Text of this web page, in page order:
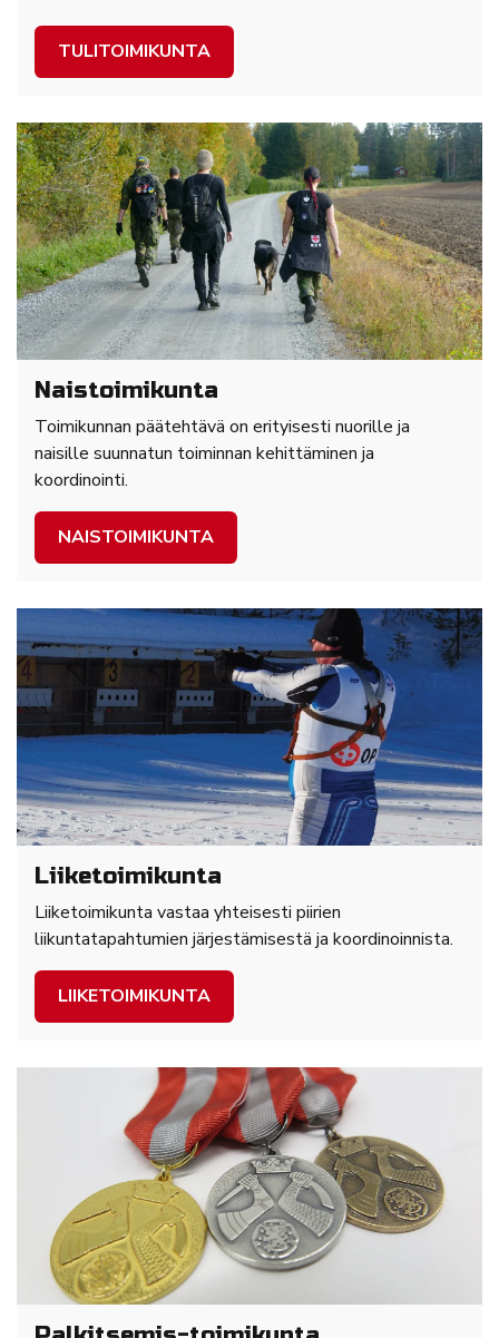
TULITOIMIKUNTA
Naistoimikunta
Toimikunnan päätehtävä on erityisesti nuorille ja
naisille suunnatun toiminnan kehittäminen ja
koordinointi.
NAISTOIMIKUNTA
Liiketoimikunta
Liiketoimikunta vastaa yhteisesti piirien
liikuntatapahtumien järjestämisestä ja koordinoinnista.
LIIKETOIMIKUNTA